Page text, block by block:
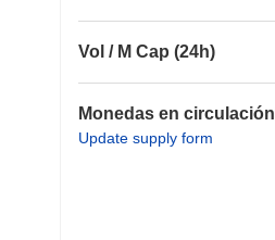
Vol / M Cap (24h)
Monedas en circulación
Update supply form